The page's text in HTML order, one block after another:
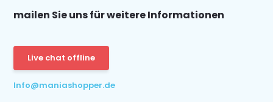
mailen Sie uns für weitere Informationen
Live chat offline
Info@maniashopper.de